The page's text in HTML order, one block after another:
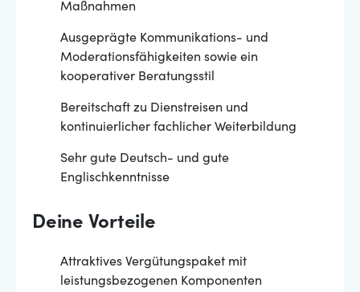
Maßnahmen
Ausgeprägte Kommunikations- und
Moderationsfähigkeiten sowie ein
kooperativer Beratungsstil
Bereitschaft zu Dienstreisen und
kontinuierlicher fachlicher Weiterbildung
Sehr gute Deutsch- und gute
Englischkenntnisse
Deine Vorteile
Attraktives Vergütungspaket mit
leistungsbezogenen Komponenten